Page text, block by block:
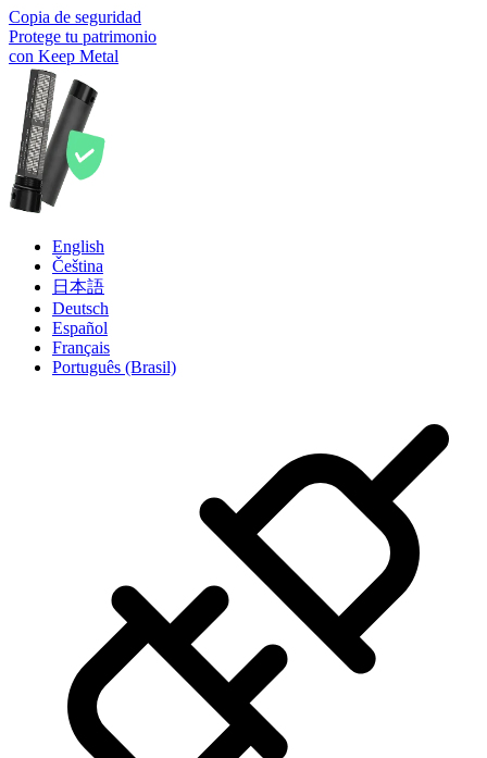
Copia de seguridad
Protege tu patrimonio
con Keep Metal
English
Čeština
日本語
Deutsch
Español
Français
Português (Brasil)